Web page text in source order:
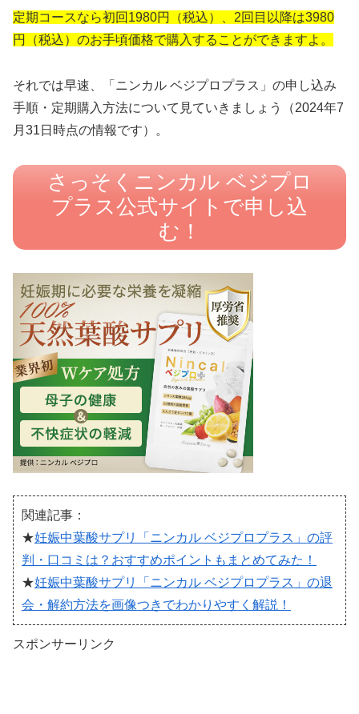
定期コースなら初回1980円（税込）、2回目以降は3980
円（税込）のお手頃価格で購入することができますよ。
それでは早速、「ニンカル ベジプロプラス」の申し込み
手順・定期購入方法について見ていきましょう（2024年7
月31日時点の情報です）。
さっそくニンカル ベジプロ
プラス公式サイトで申し込
む！
関連記事：
★妊娠中葉酸サプリ「ニンカル ベジプロプラス」の評
判・口コミは？おすすめポイントもまとめてみた！
★妊娠中葉酸サプリ「ニンカル ベジプロプラス」の退
会・解約方法を画像つきでわかりやすく解説！
スポンサーリンク